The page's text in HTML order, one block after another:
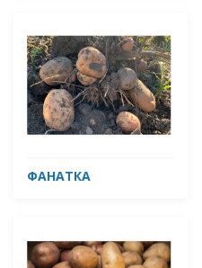
ФАНАТКА